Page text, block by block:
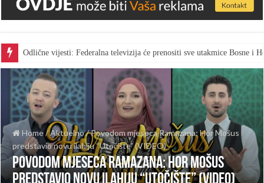
Odlične vijesti: Federalna televizija će prenositi sve utakmice Bosne i
Home/Aktuelno/Povodom mjeseca Ramazana: Hor Mošus
predstavio novu ilahiju “Utočište” (VIDEO)
Povodom mjeseca Ramazana: Hor Mošus